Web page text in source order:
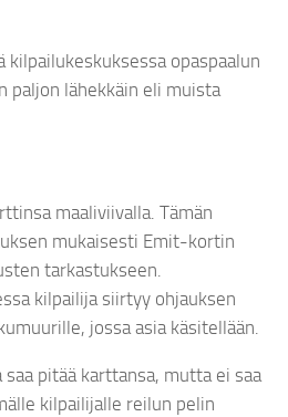
kilpailukeskuksessa opaspaalun
paljon lähekkäin eli muista
maaliviivalla. Tämän
mukaisesti Emit-kortin
tarkastukseen.
kilpailija siirtyy ohjauksen
jossa asia käsitellään.
pitää karttansa, mutta ei saa
kilpailijalle reilun pelin